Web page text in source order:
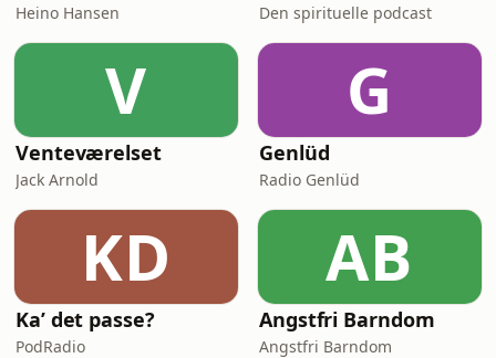
Heino Hansen Den spirituelle podcast
V
Venteværelset
Jack Arnold
G
Genlüd
Radio Genlüd
KD
Ka’ det passe?
PodRadio
AB
Angstfri Barndom
Angstfri Barndom